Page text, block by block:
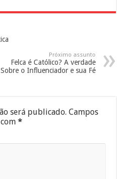
Próximo assunto
Felca é Católico? A verdade
Sobre o Influenciador e sua Fé
será publicado. Campos
com*